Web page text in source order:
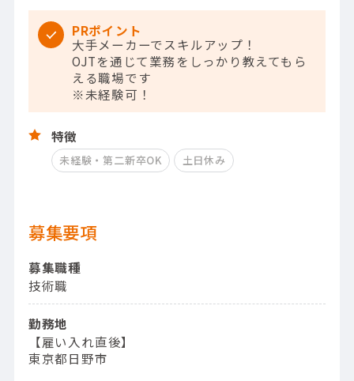
PRポイント
大手メーカーでスキルアップ！
OJTを通じて業務をしっかり教えてもら
える職場です
※未経験可！
特徴
未経験・第二新卒OK 土日休み
募集要項
募集職種
技術職
勤務地
【雇い入れ直後】
東京都日野市